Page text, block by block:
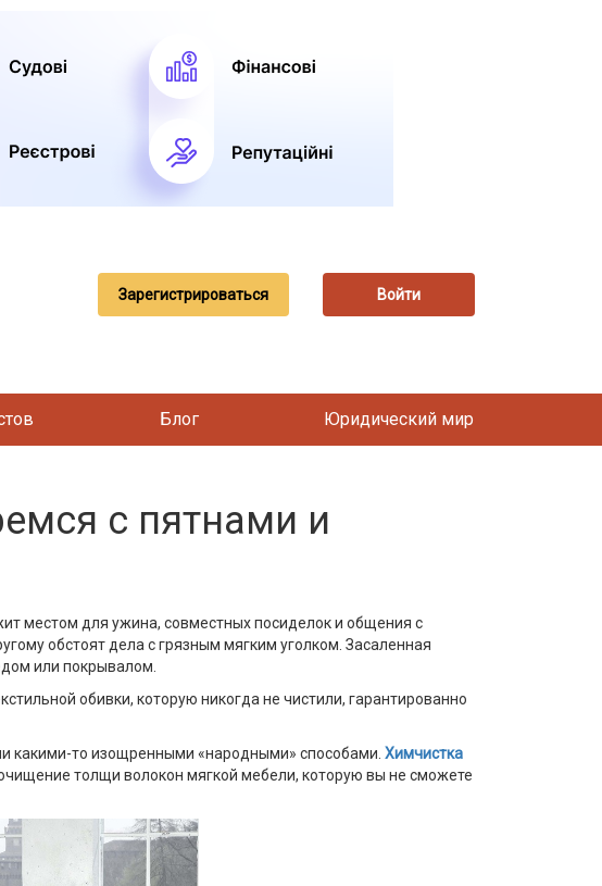
Зарегистрироваться Войти
Блог Юридический мир
с пятнами и
местом для ужина, совместных посиделок и общения с
обстоят дела с грязным мягким уголком. Засаленная
или покрывалом.
обивки, которую никогда не чистили, гарантированно
какими-то изощренными «народными» способами. Химчистка
толщи волокон мягкой мебели, которую вы не сможете